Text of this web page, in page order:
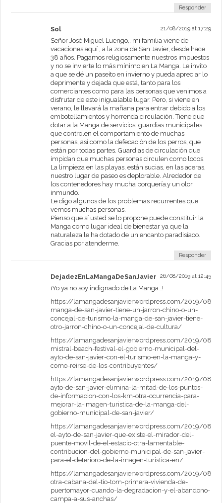
Responder
Sol 21/08/2019 at 17:29
Señor José Miguel Luengo,, mi familia viene de
vacaciones aquí , a la zona de San Javier, desde hace
38 años. Pagamos religiosamente nuestros impuestos
y no se invierte lo más mínimo en La Manga. Le invito
a que se dé un paseíto en invierno y pueda apreciar lo
deprimente y dejada que está, tanto para los
comerciantes como para las personas que venimos a
disfrutar de este inigualable lugar. Pero, si viene en
verano, le llevará la mañana para entrar debido a los
embotellamientos y horrenda circulación. Tiene que
dotar a la Manga de servicios: guardias municipales
que controlen el comportamiento de muchas
personas, así como la defecación de los perros, que
están por todas partes. Guardias de circulación que
impidan que muchas personas circulen como locos.
La limpieza en las playas, están sucias, en las aceras,
nuestro lugar de paseo es deplorable. Alrededor de
los contenedores hay mucha porquería.y un olor
inmundo.
Le digo algunos de los problemas recurrentes que
vemos muchas personas.
Pienso que sí usted se lo propone puede constituir la
Manga como lugar ideal de bienestar ya que la
naturaleza le ha dotado de un encanto paradisíaco.
Gracias por atenderme.
Responder
DejadezEnLaMangaDeSanJavier 26/08/2019 at 12:45
¡Yo ya no soy indignado de La Manga…!
https://lamangadesanjavier.wordpress.com/2019/08/
manga-de-san-javier-tiene-un-jarron-chino-o-un-
concejal-de-turismo-la-manga-de-san-javier-tiene-
otro-jarron-chino-o-un-concejal-de-cultura/
https://lamangadesanjavier.wordpress.com/2019/08/
mistral-beach-festival-el-gobierno-municipal-del-
ayto-de-san-javier-con-el-turismo-en-la-manga-y-
como-reirse-de-los-contribuyentes/
https://lamangadesanjavier.wordpress.com/2019/08/
ayto-de-san-javier-elimina-la-mitad-de-los-puntos-
de-informacion-con-los-km-otra-ocurrencia-para-
mejorar-la-imagen-turistica-de-la-manga-del-
gobierno-municipal-de-san-javier/
https://lamangadesanjavier.wordpress.com/2019/08/
el-ayto-de-san-javier-que-existe-el-mirador-del-
puente-movil-de-el-estacio-otra-lamentable-
contribucion-del-gobierno-municipal-de-san-javier-
para-el-deterioro-de-la-imagen-turistica-en/
https://lamangadesanjavier.wordpress.com/2019/08/
otra-cabana-del-tio-tom-primera-vivienda-de-
puertomayor-cuando-la-degradacion-y-el-abandono-
campa-a-sus-anchas/